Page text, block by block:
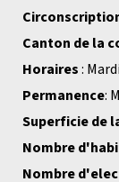
Canton de la
Horaires:
Permanence:
Superficie de
Nombre
Nombre